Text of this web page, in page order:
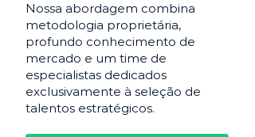
Nossa abordagem combina
metodologia proprietária,
profundo conhecimento de
mercado e um time de
especialistas dedicados
exclusivamente à seleção de
talentos estratégicos.